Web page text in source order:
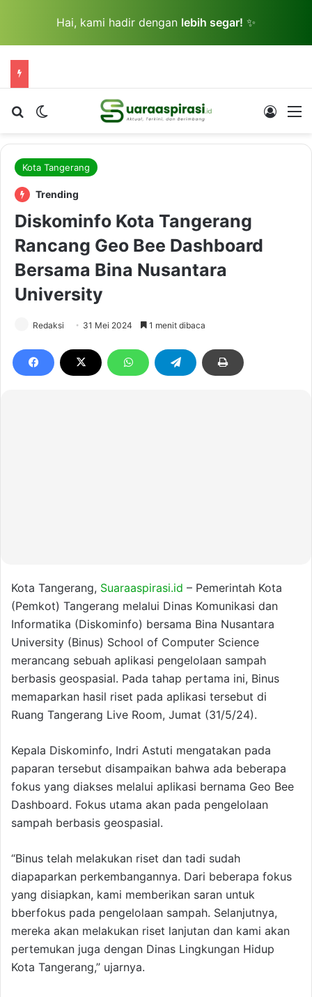
Hai, kami hadir dengan lebih segar! ✨
Cari berita...Switch skin Log In
Kota Tangerang
Trending
Diskominfo Kota Tangerang
Rancang Geo Bee Dashboard
Bersama Bina Nusantara
University
Redaksi 31 Mei 2024 1 menit dibaca
Kota Tangerang, Suaraaspirasi.id – Pemerintah Kota
(Pemkot) Tangerang melalui Dinas Komunikasi dan
Informatika (Diskominfo) bersama Bina Nusantara
University (Binus) School of Computer Science
merancang sebuah aplikasi pengelolaan sampah
berbasis geospasial. Pada tahap pertama ini, Binus
memaparkan hasil riset pada aplikasi tersebut di
Ruang Tangerang Live Room, Jumat (31/5/24).
Kepala Diskominfo, Indri Astuti mengatakan pada
paparan tersebut disampaikan bahwa ada beberapa
fokus yang diakses melalui aplikasi bernama Geo Bee
Dashboard. Fokus utama akan pada pengelolaan
sampah berbasis geospasial.
“Binus telah melakukan riset dan tadi sudah
diapaparkan perkembangannya. Dari beberapa fokus
yang disiapkan, kami memberikan saran untuk
bberfokus pada pengelolaan sampah. Selanjutnya,
mereka akan melakukan riset lanjutan dan kami akan
pertemukan juga dengan Dinas Lingkungan Hidup
Kota Tangerang,” ujarnya.